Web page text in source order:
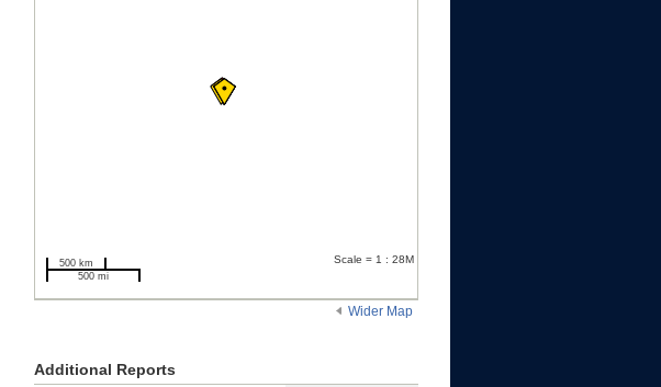
500 km
500 mi
Scale = 1 : 28M
Wider Map
Additional Reports